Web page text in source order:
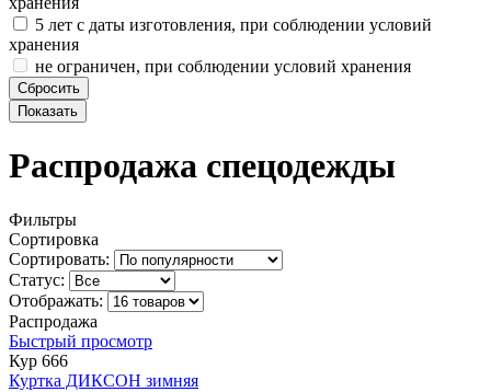
5 лет с даты изготовления, при соблюдении условий
хранения
не ограничен, при соблюдении условий хранения
Распродажа спецодежды
Фильтры
Сортировка
Сортировать:
Статус:
Отображать:
Распродажа
Быстрый просмотр
Кур 666
Куртка ДИКСОН зимняя